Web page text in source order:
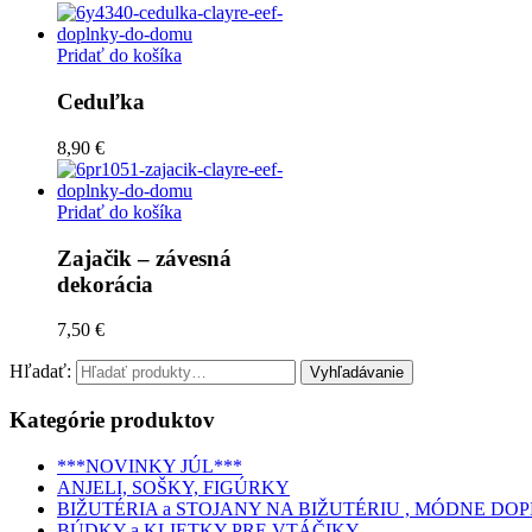
Pridať do košíka
Ceduľka
8,90 €
Pridať do košíka
Zajačik – závesná
dekorácia
7,50 €
Hľadať:
Kategórie produktov
***NOVINKY JÚL***
ANJELI, SOŠKY, FIGÚRKY
BIŽUTÉRIA a STOJANY NA BIŽUTÉRIU , MÓDNE